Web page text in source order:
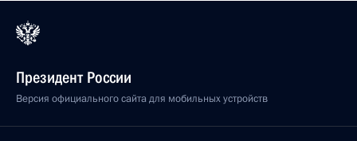
Президент России
Версия официального сайта для мобильных устройств